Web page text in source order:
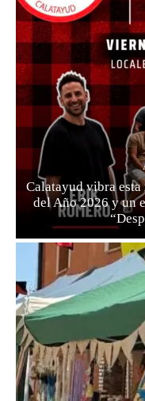
Calatayud vibra esta
del Año 2026 y un